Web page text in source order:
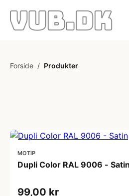
Forside / Produkter
MOTIP
Dupli Color RAL 9006 - Satin
99,00 kr